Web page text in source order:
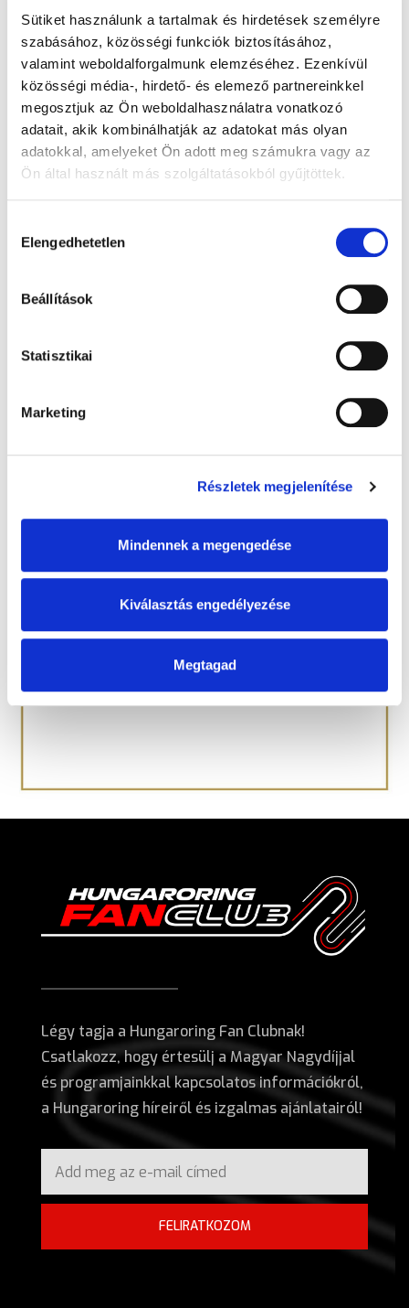
Sütiket használunk a tartalmak és hirdetések személyre
szabásához, közösségi funkciók biztosításához,
valamint weboldalforgalmunk elemzéséhez. Ezenkívül
közösségi média-, hirdető- és elemező partnereinkkel
megosztjuk az Ön weboldalhasználatra vonatkozó
adatait, akik kombinálhatják az adatokat más olyan
adatokkal, amelyeket Ön adott meg számukra vagy az
Ön által használt más szolgáltatásokból gyűjtöttek.
kiválasztása
Elengedhetetlen
Beállítások
Statisztikai
Marketing
Részletek megjelenítése
Mindennek a megengedése
Kiválasztás engedélyezése
Megtagad
Légy tagja a Hungaroring Fan Clubnak!
Csatlakozz, hogy értesülj a Magyar Nagydíjjal
és programjainkkal kapcsolatos információkról,
a Hungaroring híreiről és izgalmas ajánlatairól!
FELIRATKOZOM